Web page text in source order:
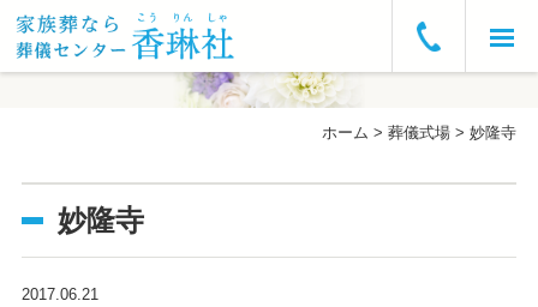
葬儀プラン・費用
葬儀の流れ
ホーム >葬儀式場 >妙隆寺
妙隆寺
2017.06.21